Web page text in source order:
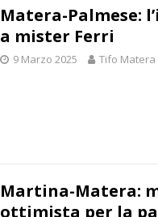
Matera-Palmese:
a mister Ferri
9 Marzo 2025 Tifo Matera
Martina-Matera:
ottimista per la